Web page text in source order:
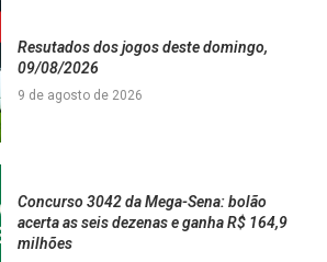
Resutados dos jogos deste domingo,
09/08/2026
9 de agosto de 2026
Concurso 3042 da Mega-Sena: bolão
acerta as seis dezenas e ganha R$ 164,9
milhões